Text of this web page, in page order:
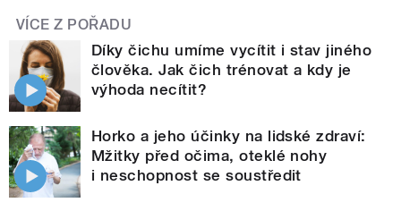
VÍCE Z POŘADU
Díky čichu umíme vycítit i stav jiného
člověka. Jak čich trénovat a kdy je
výhoda necítit?
Horko a jeho účinky na lidské zdraví:
Mžitky před očima, oteklé nohy
i neschopnost se soustředit